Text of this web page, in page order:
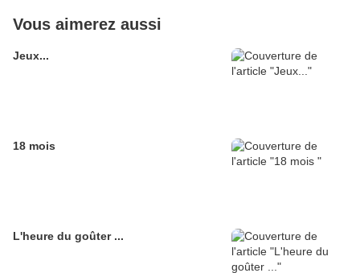
Vous aimerez aussi
Jeux...
18 mois
L'heure du goûter ...